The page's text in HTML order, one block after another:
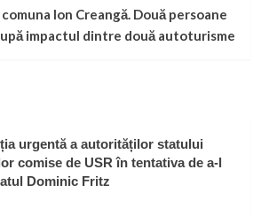
Ion Creangă. Două persoane
impactul dintre două autoturisme
urgentă a autorităților statului
comise de USR în tentativa de a-l
Dominic Fritz